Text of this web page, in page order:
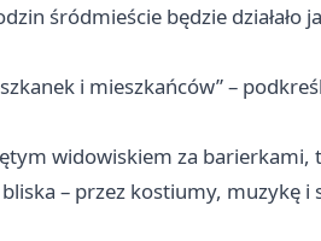
śródmieście będzie działało
i mieszkańców” –
widowiskiem za
– przez kostiumy, muzykę i